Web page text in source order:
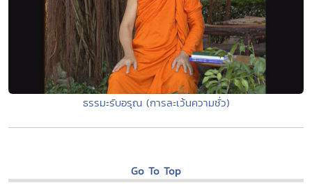
ธรรมะรับอรุณ (การละเว้นความชั่ว)
Go To Top